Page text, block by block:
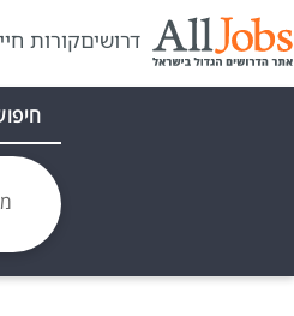
דרושיםקורות